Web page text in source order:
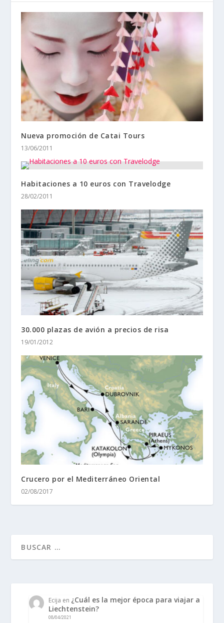
Nueva promoción de Catai Tours
13/06/2011
Habitaciones a 10 euros con Travelodge
28/02/2011
30.000 plazas de avión a precios de risa
19/01/2012
Crucero por el Mediterráneo Oriental
02/08/2017
Ecija en ¿Cuál es la mejor época para viajar a
Liechtenstein?
08/04/2021